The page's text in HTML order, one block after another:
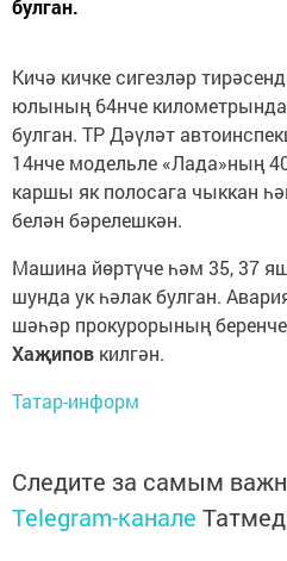
булган.
Кичә кичке сигезләр
юлының 64нче километрында
булган. ТР Дәүләт
14нче модельле «Лада»ның
каршы як полосага чыккан
белән бәрелешкән.
Машина йөртүче һәм 35, 37
шунда ук һәлак булган.
шәһәр прокурорының
Хаҗипов килгән.
Татар-информ
Следите за самым
Telegram-канале